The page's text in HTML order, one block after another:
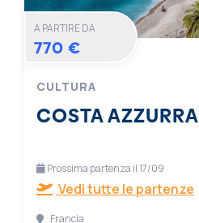
A PARTIRE DA
770 €
CULTURA
COSTA AZZURRA
Prossima partenza il 17/09
Vedi tutte le partenze
Francia